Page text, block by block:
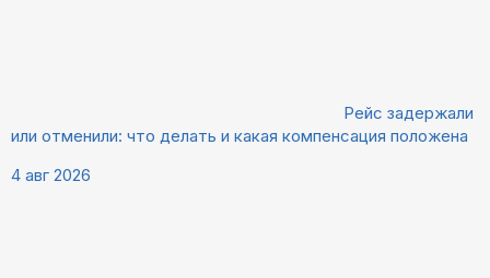
Рейс задержали
или отменили: что делать и какая компенсация положена
4 авг 2026